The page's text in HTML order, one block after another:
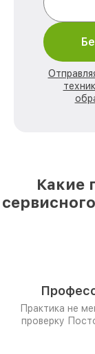
Какие
Практика не
проверку